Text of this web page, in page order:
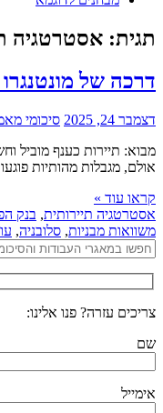
תגית: אסטרטגיה
דרכה של
דצמבר 24, 2025
סיכומי
אולם, מגבלות מהותיות
קראו עוד »
אסטרטגיה תיירותית, בנק
משוואות מבניות, סלובניה,
צריכים עזרה? פנו אלינו:
שם
אימייל